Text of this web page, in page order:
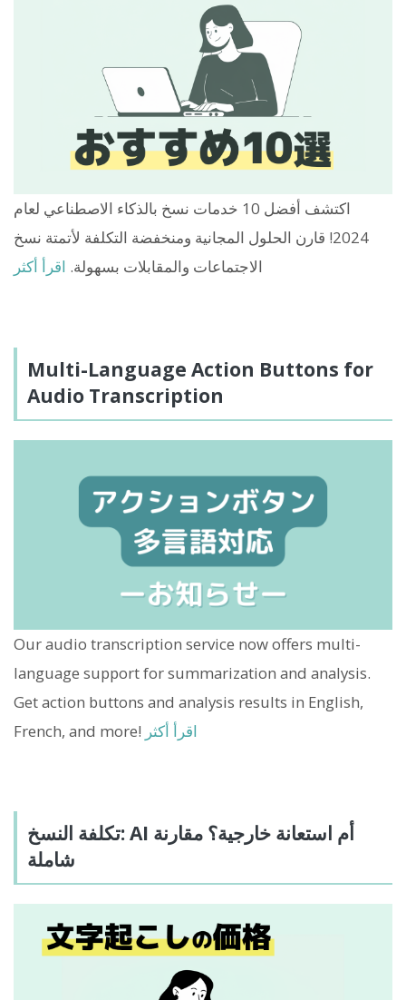
اكتشف أفضل 10 خدمات نسخ بالذكاء الاصطناعي لعام
2024! قارن الحلول المجانية ومنخفضة التكلفة لأتمتة نسخ
الاجتماعات والمقابلات بسهولة. اقرأ أكثر
Multi-Language Action Buttons for
Audio Transcription
Our audio transcription service now offers multi-
language support for summarization and analysis.
Get action buttons and analysis results in English,
French, and more! اقرأ أكثر
تكلفة النسخ: AI أم استعانة خارجية؟ مقارنة
شاملة